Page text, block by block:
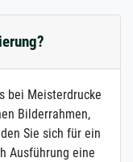
bei Meisterdrucke
Bilderrahmen,
Sie sich für ein
Ausführung eine